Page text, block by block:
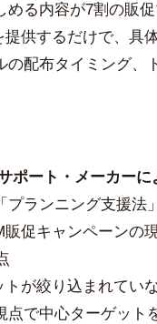
る内容が7割の販
提供するだけで、具
配布タイミング、
ポート・メーカー
ランニング支援法」
促キャンペーンの
が絞り込まれていな
で中心ターゲット